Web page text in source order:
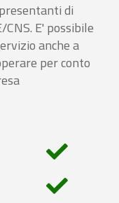
di
E' possibile
anche a
per conto